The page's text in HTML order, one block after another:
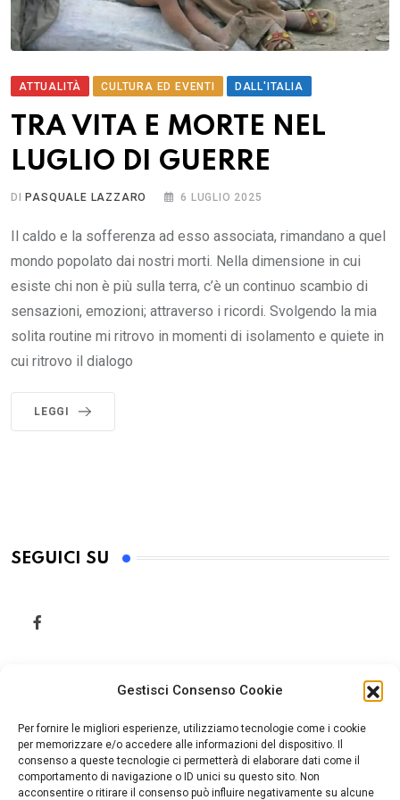
Gestisci Consenso Cookie
Per fornire le migliori esperienze, utilizziamo tecnologie come i cookie
per memorizzare e/o accedere alle informazioni del dispositivo. Il
consenso a queste tecnologie ci permetterà di elaborare dati come il
comportamento di navigazione o ID unici su questo sito. Non
acconsentire o ritirare il consenso può influire negativamente su alcune
ATTUALITÀ CULTURA ED EVENTI DALL'ITALIA
TRA VITA E MORTE NEL
LUGLIO DI GUERRE
DIPASQUALE LAZZARO 6 LUGLIO 2025
Il caldo e la sofferenza ad esso associata, rimandano a quel
mondo popolato dai nostri morti. Nella dimensione in cui
esiste chi non è più sulla terra, c’è un continuo scambio di
sensazioni, emozioni; attraverso i ricordi. Svolgendo la mia
solita routine mi ritrovo in momenti di isolamento e quiete in
cui ritrovo il dialogo
LEGGI
SEGUICI SU